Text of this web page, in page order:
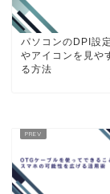
パソコンのDPI設
やアイコンを見や
る方法